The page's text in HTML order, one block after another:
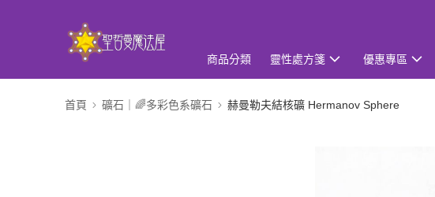
商品分類 靈性處方箋 優惠專區
首頁 礦石｜🌈多彩色系礦石 赫曼勒夫結核礦 Hermanov Sphere